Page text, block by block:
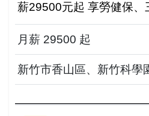
薪29500元起 享勞健保、
見紅休 工作地點： 新竹
區、竹南科學園區 0917...
月薪 29500 起
新竹市香山區、新竹科學